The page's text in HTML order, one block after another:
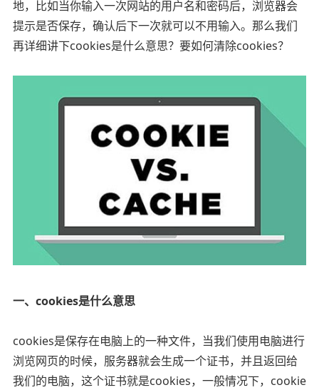
地，比如当你输入一次网站的用户名和密码后，浏览器会
提示是否保存，确认后下一次就可以不用输入。那么我们
再详细讲下cookies是什么意思？要如何清除cookies？
一、cookies是什么意思
cookies是保存在电脑上的一种文件，当我们使用电脑进行
浏览网页的时候，服务器就会生成一个证书，并且返回给
我们的电脑，这个证书就是cookies，一般情况下，cookie